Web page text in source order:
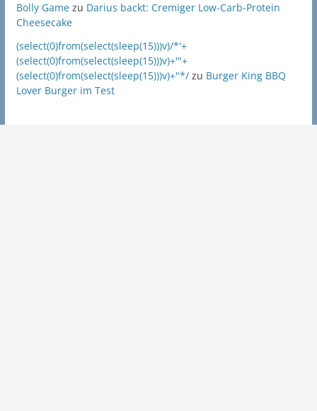
Bolly Gamezu Darius backt: Cremiger Low-Carb-Protein
Cheesecake
(select(0)from(select(sleep(15)))v)/*'+
(select(0)from(select(sleep(15)))v)+'"+
(select(0)from(select(sleep(15)))v)+"*/zu Burger King BBQ
Lover Burger im Test